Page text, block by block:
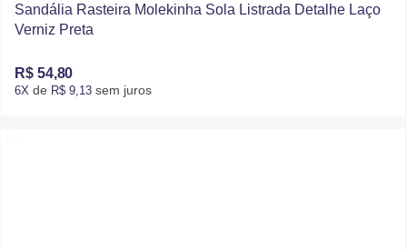
Sandália Rasteira Molekinha Sola Listrada Detalhe Laço
Verniz Preta
R$ 54,80
6X de R$ 9,13 sem juros